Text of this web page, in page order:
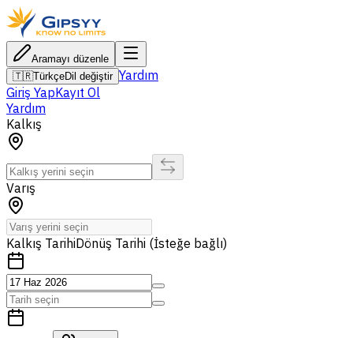
Aramayı düzenle
🇹🇷TürkçeDil değiştir Yardım
Giriş YapKayıt Ol
Yardım
Kalkış
Varış
Kalkış TarihiDönüş Tarihi (İsteğe bağlı)